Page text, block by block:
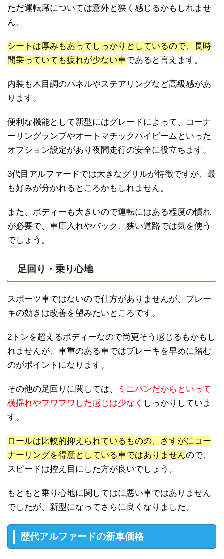
ただ運転席については意外と狭く感じるかもしれませ
ん。
シートは厚みもあってしっかりとしているので、長時
間乗っていても疲れが少ない車であると言えます。
内装も木目調のパネルやステアリングなど高級感があ
ります。
便利な機能として新型にはグレードによって、コーナ
ーリングランプやオートマチックハイビームといった
オプション設定があり夜間走行の安全に役立ちます。
3代目アルファードでは大きなグリルが特徴ですが、最
も好みが分かれるところかもしれません。
また、ボディーも大きいので運転にはある程度の慣れ
が必要で、車庫入れやバック、狭い道路では気を使う
でしょう。
足回り・乗り心地
スポーツ車ではないので仕方がありませんが、ブレー
キの効きは改善を望みたいところです。
2トンを超えるボディーなので尚更そう感じるもかもし
れませんが、車重のある車ではブレーキを早めに踏む
のがポイントになります。
その他の足回りに関しては、
ミニバンだからといって
横揺れやフワフワした感じは少なく しっかりしていま
す。
ロールは比較的抑えられているものの、さすがにコー
ナーリングを得意としている車ではありませんので、
スピードは控え目にした方が良いでしょう。
もともと乗り心地に関してはに悪い車ではありません
でしたが、新型になってさらに良くなりました。
歴代アルファードの新車価格